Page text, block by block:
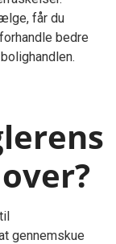
får du
bedre
gennemskue